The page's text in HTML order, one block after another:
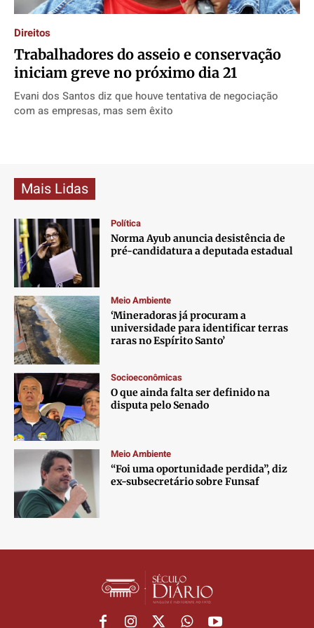
Direitos
Economia
Cultura
Colunas
Caetano Roque
Gustavo Bastos
Anuncie
Quem Somos
Contato
Anuncie
Termos de Uso
Privacidade
Direitos
Economia
Cultura
Colunas
Caetano Roque
Gustavo Bastos
Anuncie
Quem Somos
Contato
Anuncie
Termos de Uso
Privacidade
Direitos
Economia
Cultura
Colunas
Caetano Roque
Gustavo Bastos
Anuncie
Quem Somos
Contato
Anuncie
Termos de Uso
Privacidade
Direitos
Economia
Cultura
Colunas
Caetano Roque
Gustavo Bastos
Anuncie
Quem Somos
Contato
Anuncie
Termos de Uso
Privacidade
Direitos
Trabalhadores do asseio e conservação
iniciam greve no próximo dia 21
Evani dos Santos diz que houve tentativa de negociação
com as empresas, mas sem êxito
Mais Lidas
Política
Norma Ayub anuncia desistência de
pré-candidatura a deputada estadual
Meio Ambiente
‘Mineradoras já procuram a
universidade para identificar terras
raras no Espírito Santo’
Socioeconômicas
O que ainda falta ser definido na
disputa pelo Senado
Meio Ambiente
“Foi uma oportunidade perdida”, diz
ex-subsecretário sobre Funsaf